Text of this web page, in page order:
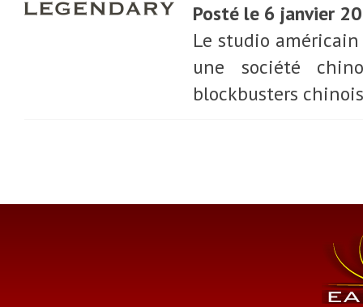
Posté le 6 janvier
Le studio
une société
blockbusters